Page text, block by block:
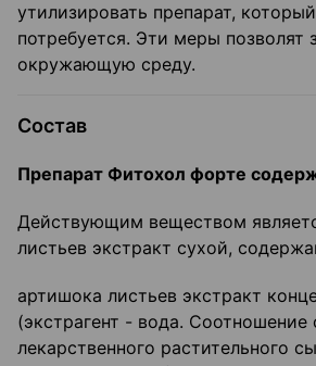
утилизировать препарат,
потребуется. Эти меры позволят
окружающую среду.
Состав
Препарат Фитохол форте
Действующим веществом
листьев экстракт сухой,
артишока листьев экстракт
(экстрагент - вода. Соотношение
лекарственного растительного